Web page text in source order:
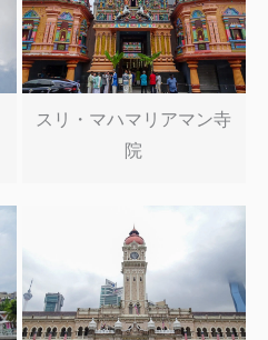
スリ・マハマリアマン寺
院